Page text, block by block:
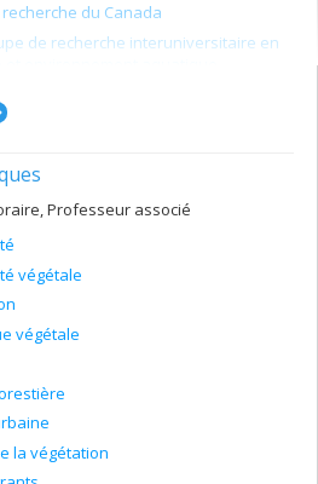
du Canada
de recherche interuniversitaire en
l'écotoxicologie aquatique du
en santé publique (
du laboratoire sont :
étudiante au doctorat (direction)
étudiante au doctorat (direction;
Maikel Rosabal, UQAM)
étudiant au doctorat (direction;
François Guillemette, UQTR)
étudiant au doctorat
étudiante à la maîtrise
Professeur associé
végétale
végétale
la végétation